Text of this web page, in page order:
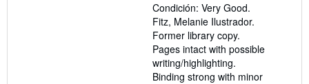
Condición: Very Good.
Fitz, Melanie Ilustrador.
Former library copy.
Pages intact with possible
writing/highlighting.
Binding strong with minor